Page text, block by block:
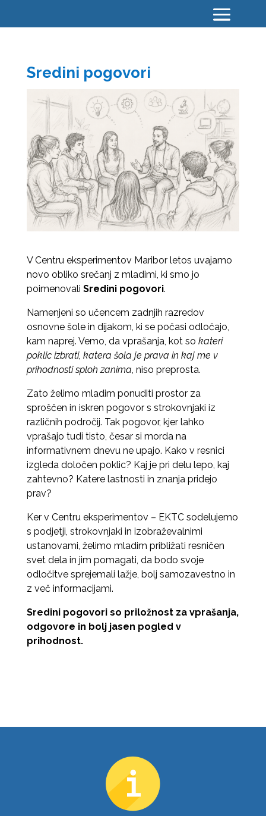
Sredini pogovori
V Centru eksperimentov Maribor letos uvajamo
novo obliko srečanj z mladimi, ki smo jo
poimenovali Sredini pogovori.
Namenjeni so učencem zadnjih razredov
osnovne šole in dijakom, ki se počasi odločajo,
kam naprej. Vemo, da vprašanja, kot so kateri
poklic izbrati, katera šola je prava in kaj me v
prihodnosti sploh zanima, niso preprosta.
Zato želimo mladim ponuditi prostor za
sproščen in iskren pogovor s strokovnjaki iz
različnih področij. Tak pogovor, kjer lahko
vprašajo tudi tisto, česar si morda na
informativnem dnevu ne upajo. Kako v resnici
izgleda določen poklic? Kaj je pri delu lepo, kaj
zahtevno? Katere lastnosti in znanja pridejo
prav?
Ker v Centru eksperimentov – EKTC sodelujemo
s podjetji, strokovnjaki in izobraževalnimi
ustanovami, želimo mladim približati resničen
svet dela in jim pomagati, da bodo svoje
odločitve sprejemali lažje, bolj samozavestno in
z več informacijami.
Sredini pogovori so priložnost za vprašanja,
odgovore in bolj jasen pogled v
prihodnost.